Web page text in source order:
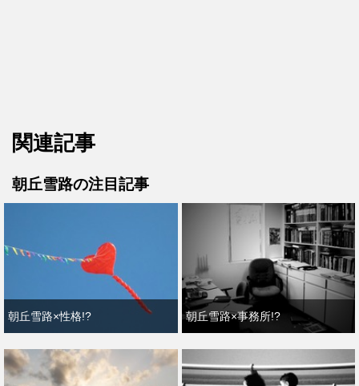
関連記事
朝丘雪路の注目記事
朝丘雪路×性格!? 朝丘雪路×事務所!?